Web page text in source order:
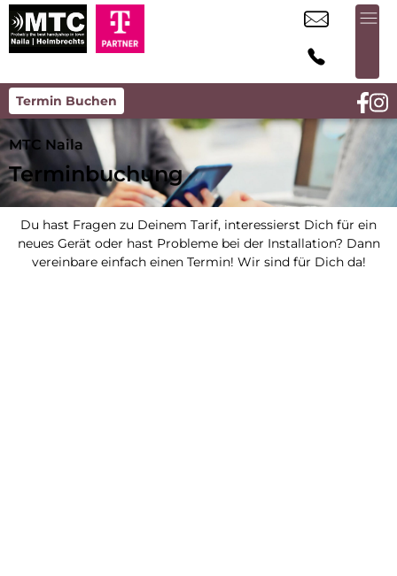
Termin Buchen
MTC Naila
Terminbuchung
Du hast Fragen zu Deinem Tarif, interessierst Dich für ein
neues Gerät oder hast Probleme bei der Installation? Dann
vereinbare einfach einen Termin! Wir sind für Dich da!